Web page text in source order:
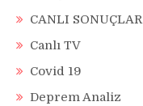
CANLI SONUÇLAR
Canlı TV
Covid 19
Deprem Analiz